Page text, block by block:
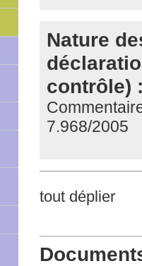
Nature
contrôle)
7.968/2005
tout déplier